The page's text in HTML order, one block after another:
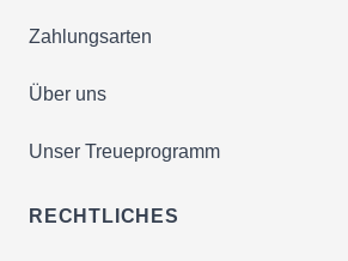
Zahlungsarten
Über uns
Unser Treueprogramm
RECHTLICHES